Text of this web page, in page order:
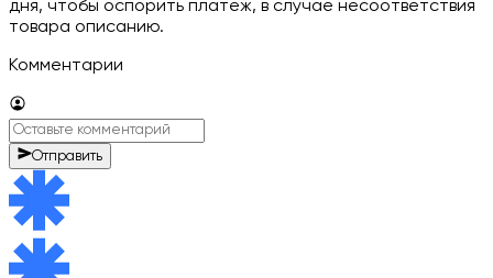
дня, чтобы оспорить платеж, в случае несоответствия
товара описанию.
Комментарии
Отправить